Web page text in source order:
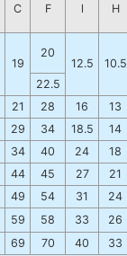
C F l
H
19
20
12.5
10.5
22.5
21 28 16
13
29 34 18.5
14
34 40 24
18
44 45 27
21
49 54 31
24
59 58 33
26
69 70 40
33